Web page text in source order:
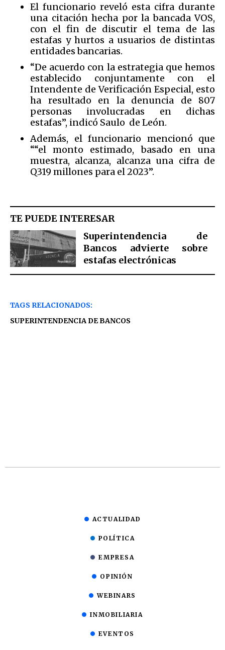
El funcionario reveló esta cifra durante
una citación hecha por la bancada VOS,
con el fin de discutir el tema de las
estafas y hurtos a usuarios de distintas
entidades bancarias.
“De acuerdo con la estrategia que hemos
establecido conjuntamente con el
Intendente de Verificación Especial, esto
ha resultado en la denuncia de 807
personas involucradas en dichas
estafas”, indicó Saulo de León.
Además, el funcionario mencionó que
““el monto estimado, basado en una
muestra, alcanza, alcanza una cifra de
Q319 millones para el 2023”.
TE PUEDE INTERESAR
Superintendencia de
Bancos advierte sobre
estafas electrónicas
TAGS RELACIONADOS:
SUPERINTENDENCIA DE BANCOS
ACTUALIDAD
POLÍTICA
EMPRESA
OPINIÓN
WEBINARS
INMOBILIARIA
EVENTOS